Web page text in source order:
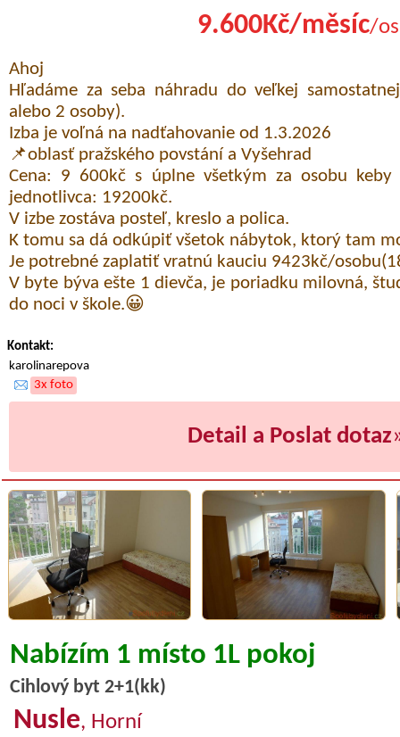
9.600Kč/měsíc/
Ahoj
Hľadáme za seba náhradu do veľkej
alebo 2 osoby).
Izba je voľná na nadťahovanie od 1.3.2026
📌oblasť pražského povstání a Vyšehrad
Cena: 9 600kč s úplne všetkým za osobu
jednotlivca: 19200kč.
V izbe zostáva posteľ, kreslo a polica.
K tomu sa dá odkúpiť všetok nábytok, ktorý tam
Je potrebné zaplatiť vratnú kauciu 9423kč/
V byte býva ešte 1 dievča, je poriadku milovná,
do noci v škole.😀
Kontakt:
karolinarepova
3x foto
Detail a Poslat dotaz
Nabízím 1 místo 1L pokoj
Cihlový byt 2+1(kk)
Nusle, Horní